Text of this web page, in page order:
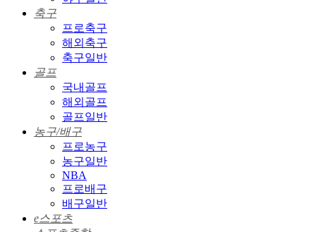
축구
프로축구
해외축구
축구일반
골프
국내골프
해외골프
골프일반
농구/배구
프로농구
농구일반
NBA
프로배구
배구일반
e스포츠